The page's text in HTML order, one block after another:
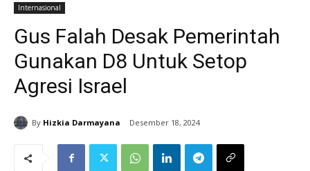
Internasional
Gus Falah Desak Pemerintah
Gunakan D8 Untuk Setop
Agresi Israel
By Hizkia Darmayana Desember 18, 2024